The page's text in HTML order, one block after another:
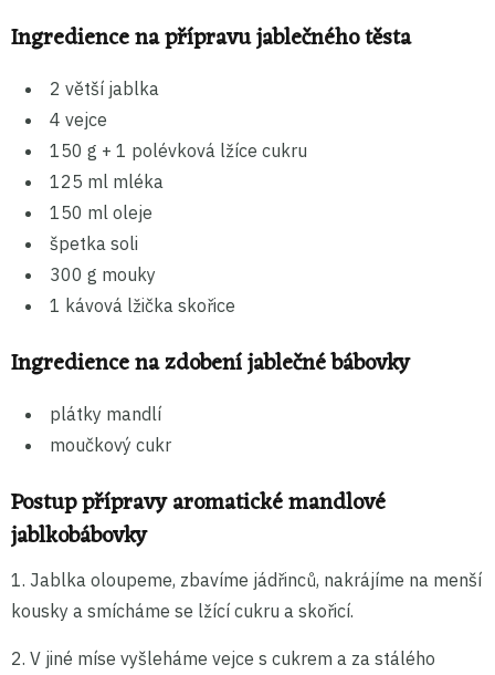
Ingredience na přípravu jablečného těsta
2 větší jablka
4 vejce
150 g + 1 polévková lžíce cukru
125 ml mléka
150 ml oleje
špetka soli
300 g mouky
1 kávová lžička skořice
Ingredience na zdobení jablečné bábovky
plátky mandlí
moučkový cukr
Postup přípravy aromatické mandlové
jablkobábovky
1. Jablka oloupeme, zbavíme jádřinců, nakrájíme na menší
kousky a smícháme se lžící cukru a skořicí.
2. V jiné míse vyšleháme vejce s cukrem a za stálého